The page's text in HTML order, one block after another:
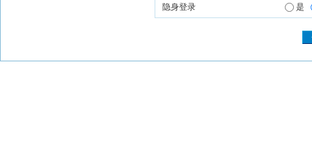
隐身登录 是